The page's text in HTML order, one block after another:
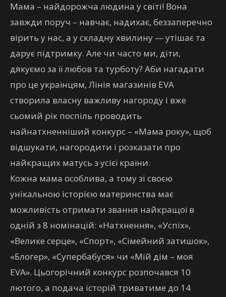
Мама – найдорожча людина у світі! Вона
завжди поруч – навчає, надихає, беззаперечно
вірить у нас, а у складну хвилину — утішає та
дарує підтримку. Але чи часто ми, діти,
дякуємо за її любов та турботу? Аби нагадати
про це українцям, Лінія магазинів EVA
створила власну важливу нагороду і вже
сьомий рік поспіль проводить
найнатхненніший конкурс – «Мама року», щоб
відшукати, нагородити і розказати про
найкращих матусь з усієї країни.
Кожна мама особлива, а тому зі своєю
унікальною історією материнства має
можливість отримати звання найкращої в
одній з 8 номінацій: «Натхнення», «Успіх»,
«Велике серце», «Спорт», «Сімейний затишок»,
«Блогер», «Супербабуся» чи «Мій дім – моя
EVA». Цьогорічний конкурс розпочався 10
лютого, а подача історій триватиме до 14